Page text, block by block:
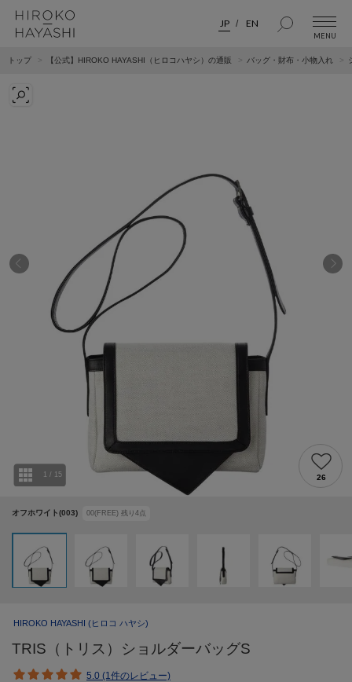
JP EN
トップ 【公式】HIROKO HAYASHI（ヒロコハヤシ）の通販 バッグ・財布・小物入れ
オフホワイト(003) 00(FREE) 残り 4点
1 / 15 26
HIROKO HAYASHI (ヒロコ ハヤシ)
TRIS（トリス）ショルダーバッグS
5.0 (1件のレビュー)